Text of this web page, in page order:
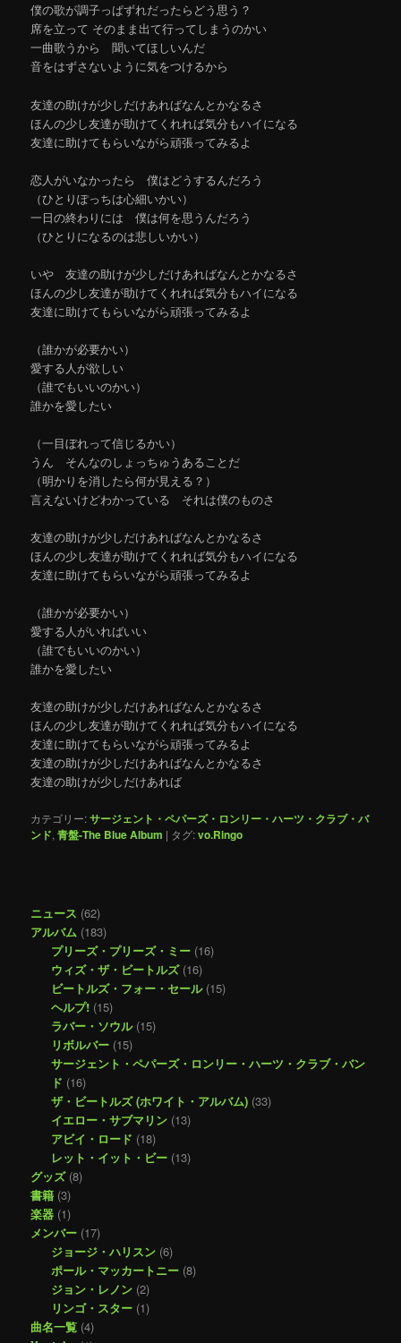
僕の歌が調子っぱずれだったらどう思う？
席を立って そのまま出て行ってしまうのかい
一曲歌うから 聞いてほしいんだ
音をはずさないように気をつけるから
友達の助けが少しだけあればなんとかなるさ
ほんの少し友達が助けてくれれば気分もハイになる
友達に助けてもらいながら頑張ってみるよ
恋人がいなかったら 僕はどうするんだろう
（ひとりぽっちは心細いかい）
一日の終わりには 僕は何を思うんだろう
（ひとりになるのは悲しいかい）
いや 友達の助けが少しだけあればなんとかなるさ
ほんの少し友達が助けてくれれば気分もハイになる
友達に助けてもらいながら頑張ってみるよ
（誰かが必要かい）
愛する人が欲しい
（誰でもいいのかい）
誰かを愛したい
（一目ぼれって信じるかい）
うん そんなのしょっちゅうあることだ
（明かりを消したら何が見える？）
言えないけどわかっている それは僕のものさ
友達の助けが少しだけあればなんとかなるさ
ほんの少し友達が助けてくれれば気分もハイになる
友達に助けてもらいながら頑張ってみるよ
（誰かが必要かい）
愛する人がいればいい
（誰でもいいのかい）
誰かを愛したい
友達の助けが少しだけあればなんとかなるさ
ほんの少し友達が助けてくれれば気分もハイになる
友達に助けてもらいながら頑張ってみるよ
友達の助けが少しだけあればなんとかなるさ
友達の助けが少しだけあれば
カテゴリー:サージェント・ペパーズ・ロンリー・ハーツ・クラブ・バ
ンド,青盤-The Blue Album | タグ:vo.Ringo
ニュース (62)
アルバム (183)
プリーズ・プリーズ・ミー(16)
ウィズ・ザ・ビートルズ(16)
ビートルズ・フォー・セール(15)
ヘルプ!(15)
ラバー・ソウル(15)
リボルバー(15)
サージェント・ペパーズ・ロンリー・ハーツ・クラブ・バン
ド (16)
ザ・ビートルズ (ホワイト・アルバム)(33)
イエロー・サブマリン(13)
アビイ・ロード (18)
レット・イット・ビー(13)
グッズ(8)
書籍 (3)
楽器 (1)
メンバー (17)
ジョージ・ハリスン(6)
ポール・マッカートニー(8)
ジョン・レノン(2)
リンゴ・スター(1)
曲名一覧 (4)